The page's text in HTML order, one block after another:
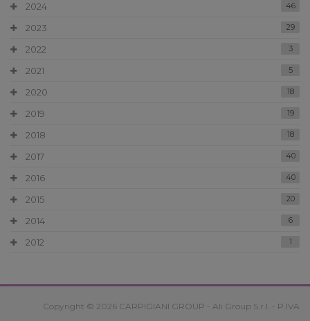
2024 46
2023 29
2022 3
2021 5
2020 18
2019 19
2018 18
2017 40
2016 40
2015 20
2014 6
2012 1
Copyright © 2026 CARPIGIANI GROUP - Ali Group S.r.l. - P.IVA